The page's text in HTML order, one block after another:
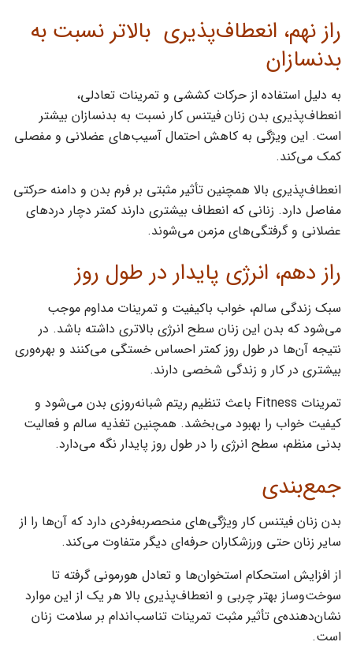
راز نهم، انعطاف‌پذیری بالاتر نسبت به
بدنسازان
به دلیل استفاده از حرکات کششی و تمرینات تعادلی،
انعطاف‌پذیری بدن زنان فیتنس ‌کار نسبت به بدنسازان بیشتر
است. این ویژگی به کاهش احتمال آسیب‌های عضلانی و مفصلی
کمک می‌کند.
انعطاف‌پذیری بالا همچنین تأثیر مثبتی بر فرم بدن و دامنه حرکتی
مفاصل دارد. زنانی که انعطاف بیشتری دارند کمتر دچار دردهای
عضلانی و گرفتگی‌های مزمن می‌شوند.
راز دهم، انرژی پایدار در طول روز
سبک زندگی سالم، خواب باکیفیت و تمرینات مداوم موجب
می‌شود که بدن این زنان سطح انرژی بالاتری داشته باشد. در
نتیجه آن‌ها در طول روز کمتر احساس خستگی می‌کنند و بهره‌وری
بیشتری در کار و زندگی شخصی دارند.
تمرینات Fitness باعث تنظیم ریتم شبانه‌روزی بدن می‌شود و
کیفیت خواب را بهبود می‌بخشد. همچنین تغذیه سالم و فعالیت
بدنی منظم، سطح انرژی را در طول روز پایدار نگه می‌دارد.
جمع‌بندی
بدن زنان فیتنس کار ویژگی‌های منحصربه‌فردی دارد که آن‌ها را از
سایر زنان حتی ورزشکاران حرفه‌ای دیگر متفاوت می‌کند.
از افزایش استحکام استخوان‌ها و تعادل هورمونی گرفته تا
سوخت‌وساز بهتر چربی و انعطاف‌پذیری بالا هر یک از این موارد
نشان‌دهنده‌ی تأثیر مثبت تمرینات تناسب‌اندام بر سلامت زنان
است.